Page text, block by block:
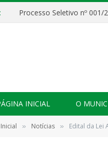
INICIAL O
» Notícias » Edital da Lei